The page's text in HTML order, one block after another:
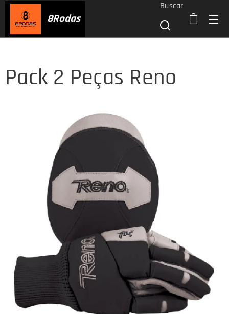
8Rodas
Buscar
Pack 2 Peças Reno